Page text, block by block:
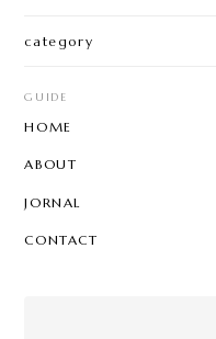
category
GUIDE
HOME
ABOUT
JORNAL
CONTACT